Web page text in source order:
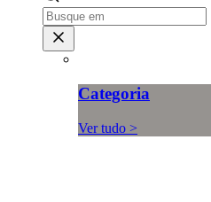
Categoria
Ver tudo >